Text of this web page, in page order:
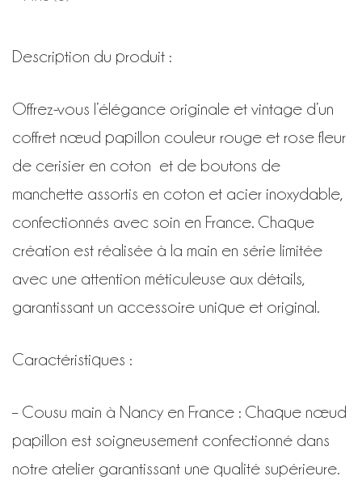
de
Description du produit :
Offrez-vous l’élégance originale et vintage d’un
coffret nœud papillon couleur rouge et rose fleur
de cerisier en coton et de boutons de
manchette assortis en coton et acier inoxydable,
confectionnés avec soin en France. Chaque
création est réalisée à la main en série limitée
avec une attention méticuleuse aux détails,
garantissant un accessoire unique et original.
Caractéristiques :
– Cousu main à Nancy en France : Chaque nœud
papillon est soigneusement confectionné dans
notre atelier garantissant une qualité supérieure.